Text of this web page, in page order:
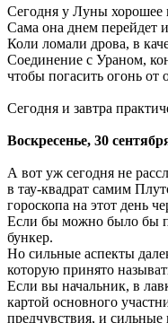
Сегодня у Луны хорошее
Сама она днем перейдет
Коли ломали дрова, в
Соединение с Ураном,
чтобы погасить огонь от
Сегодня и завтра
Воскресенье, 30
А вот уж сегодня не
в тау-квадрат самим
гороскопа на этот день
Если бы можно было бы
бункер.
Но сильные аспекты
которую принято
Если вы начальник, в
картой основного
предчувствия, и сильные